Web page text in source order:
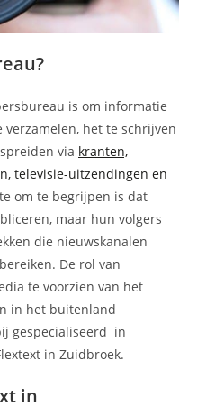
is om informatie
het te schrijven
via kranten,
televisie-uitzendingen en
om te begrijpen is dat
maar hun volgers
die nieuwskanalen
De rol van
te voorzien van het
in het buitenland
gespecialiseerd in
in Zuidbroek.
in